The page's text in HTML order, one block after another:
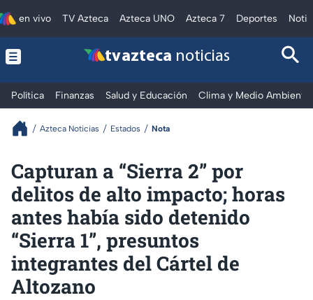
en vivo TV Azteca Azteca UNO Azteca 7 Deportes
tv azteca noticias
Política Finanzas Salud y Educación Clima y Medio Ambiente
Azteca Noticias Estados Nota
Capturan a “Sierra 2” por
delitos de alto impacto; horas
antes había sido detenido
“Sierra 1”, presuntos
integrantes del Cártel de
Altozano